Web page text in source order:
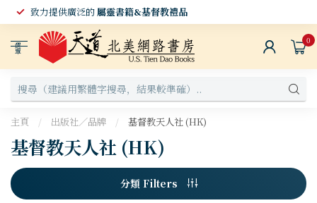
致力提供廣泛的屬靈書籍&基督教禮品
選
單
0
主頁 / 出版社／品牌 / 基督教天人社 (HK)
基督教天人社 (HK)
分類 Filters